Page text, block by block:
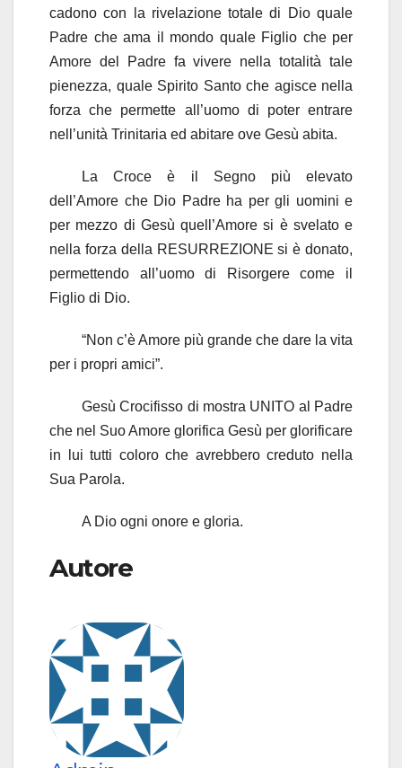
cadono con la rivelazione totale di Dio quale
Padre che ama il mondo quale Figlio che per
Amore del Padre fa vivere nella totalità tale
pienezza, quale Spirito Santo che agisce nella
forza che permette all’uomo di poter entrare
nell’unità Trinitaria ed abitare ove Gesù abita.
La Croce è il Segno più elevato
dell’Amore che Dio Padre ha per gli uomini e
per mezzo di Gesù quell’Amore si è svelato e
nella forza della RESURREZIONE si è donato,
permettendo all’uomo di Risorgere come il
Figlio di Dio.
“Non c’è Amore più grande che dare la vita
per i propri amici”.
Gesù Crocifisso di mostra UNITO al Padre
che nel Suo Amore glorifica Gesù per glorificare
in lui tutti coloro che avrebbero creduto nella
Sua Parola.
A Dio ogni onore e gloria.
Autore